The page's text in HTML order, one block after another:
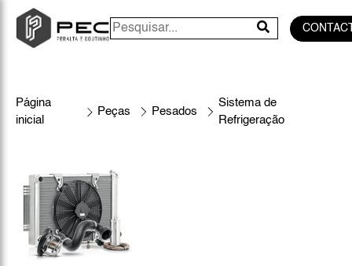
Página
inicial
Peças Pesados
Sistema de
Refrigeração